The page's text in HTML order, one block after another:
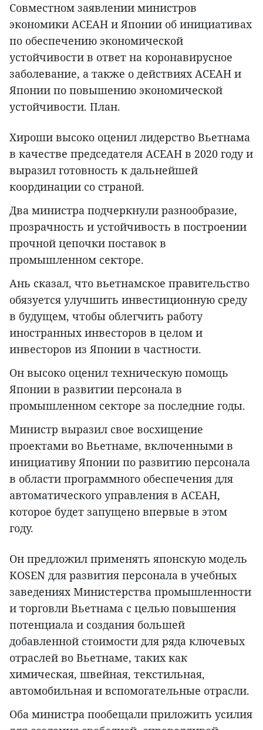
Совместном заявлении министров
экономики АСЕАН и Японии об инициативах
по обеспечению экономической
устойчивости в ответ на коронавирусное
заболевание, а также о действиях АСЕАН и
Японии по повышению экономической
устойчивости. План.
Хироши высоко оценил лидерство Вьетнама
в качестве председателя АСЕАН в 2020 году и
выразил готовность к дальнейшей
координации со страной.
Два министра подчеркнули разнообразие,
прозрачность и устойчивость в построении
прочной цепочки поставок в
промышленном секторе.
Ань сказал, что вьетнамское правительство
обязуется улучшить инвестиционную среду
в будущем, чтобы облегчить работу
иностранных инвесторов в целом и
инвесторов из Японии в частности.
Он высоко оценил техническую помощь
Японии в развитии персонала в
промышленном секторе за последние годы.
Министр выразил свое восхищение
проектами во Вьетнаме, включенными в
инициативу Японии по развитию персонала
в области программного обеспечения для
автоматического управления в АСЕАН,
которое будет запущено впервые в этом
году.
Он предложил применять японскую модель
KOSEN для развития персонала в учебных
заведениях Министерства промышленности
и торговли Вьетнама с целью повышения
потенциала и создания большей
добавленной стоимости для ряда ключевых
отраслей во Вьетнаме, таких как
химическая, швейная, текстильная,
автомобильная и вспомогательные отрасли.
Оба министра пообещали приложить усилия